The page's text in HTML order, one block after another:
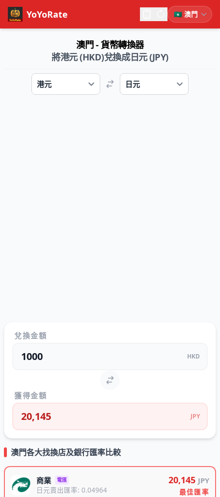
YoYoRate
澳門 - 貨幣轉換器
將港元 (HKD)兌換成日元 (JPY)
兌換金額
HKD
獲得金額
20,145 JPY
澳門各大找換店及銀行匯率比較
商業 電匯
日元賣出匯率: 0.04964
20,145 JPY
最佳匯率